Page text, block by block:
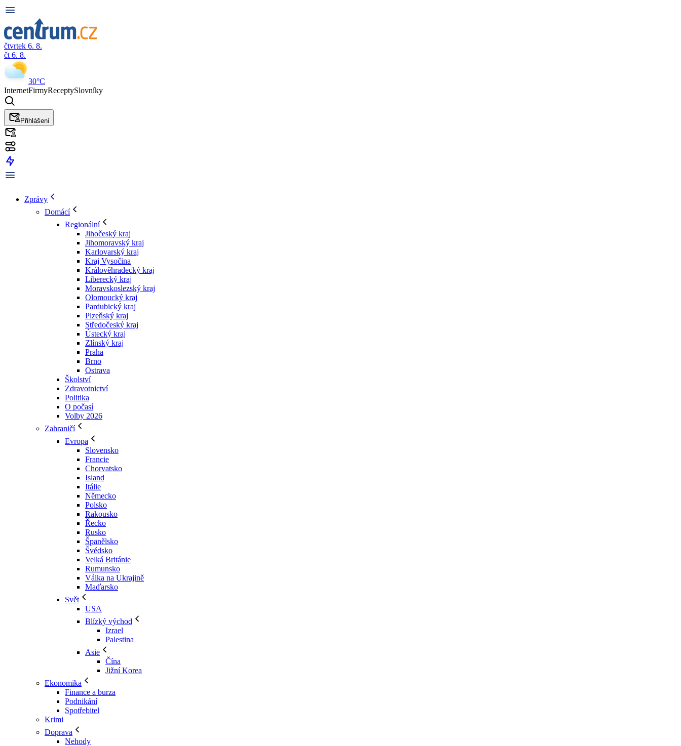
čtvrtek 6. 8.
čt 6. 8.
30°C
InternetFirmyReceptySlovníky
Přihlášení
Zprávy
Domácí
Regionální
Jihočeský kraj
Jihomoravský kraj
Karlovarský kraj
Kraj Vysočina
Králověhradecký kraj
Liberecký kraj
Moravskoslezský kraj
Olomoucký kraj
Pardubický kraj
Plzeňský kraj
Středočeský kraj
Ústecký kraj
Zlínský kraj
Praha
Brno
Ostrava
Školství
Zdravotnictví
Politika
O počasí
Volby 2026
Zahraničí
Evropa
Slovensko
Francie
Chorvatsko
Island
Itálie
Německo
Polsko
Rakousko
Řecko
Rusko
Španělsko
Švédsko
Velká Británie
Rumunsko
Válka na Ukrajině
Maďarsko
Svět
USA
Blízký východ
Izrael
Palestina
Asie
Čína
Jižní Korea
Ekonomika
Finance a burza
Podnikání
Spotřebitel
Krimi
Doprava
Nehody